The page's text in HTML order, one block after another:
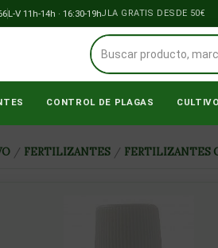
L-V 11h-14h · 16:30-19h
ENVÍOS A PENÍNSULA GRATIS DESDE 50€
CONTROL DE PLAGAS CULTIVO
/ FERTILIZANTES / FERTILIZANTES